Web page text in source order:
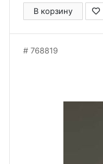
В корзину
768819